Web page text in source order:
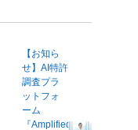
【お知ら
せ】AI特許
調査プラ
ットフォ
ーム
『Amplified』